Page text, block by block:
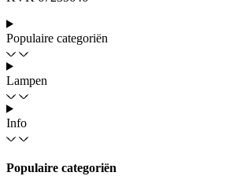
Populaire categoriën
Lampen
Info
Populaire categoriën